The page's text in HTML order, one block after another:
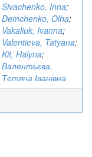
Sivachenko, Inna;
Demchenko, Olha;
Vakaliuk, Ivanna;
Valentieva, Tatyana;
Kit, Halyna;
Валентьєва,
Тетяна Іванівна